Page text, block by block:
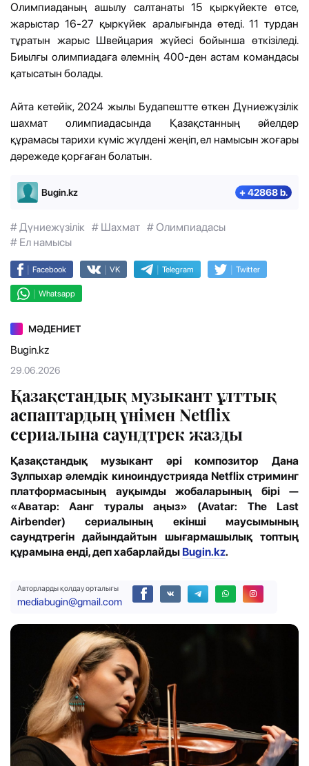
Олимпиаданың ашылу салтанаты 15 қыркүйекте өтсе,
жарыстар 16-27 қыркүйек аралығында өтеді. 11 турдан
тұратын жарыс Швейцария жүйесі бойынша өткізіледі.
Биылғы олимпиадаға әлемнің 400-ден астам командасы
қатысатын болады.
Айта кетейік, 2024 жылы Будапештте өткен Дүниежүзілік
шахмат олимпиадасында Қазақстанның әйелдер
құрамасы тарихи күміс жүлдені жеңіп, ел намысын жоғары
дәрежеде қорғаған болатын.
Bugin.kz + 42868 b.
# Дүниежүзілік # Шахмат # Олимпиадасы
# Ел намысы
| Facebook | VK | Telegram | Twitter
| Whatsapp
МӘДЕНИЕТ
Bugin.kz
29.06.2026
Қазақстандық музыкант ұлттық
аспаптардың үнімен Netflix
сериалына саундтрек жазды
Қазақстандық музыкант әрі композитор Дана
Зұлпыхар әлемдік киноиндустрияда Netflix стриминг
платформасының ауқымды жобаларының бірі —
«Аватар: Аанг туралы аңыз» (Avatar: The Last
Airbender) сериалының екінші маусымының
саундтрегін дайындайтын шығармашылық топтың
құрамына енді,деп хабарлайды Bugin.kz.
Авторларды қолдау орталығы
mediabugin@gmail.com